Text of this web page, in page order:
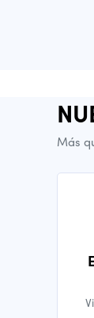
Más